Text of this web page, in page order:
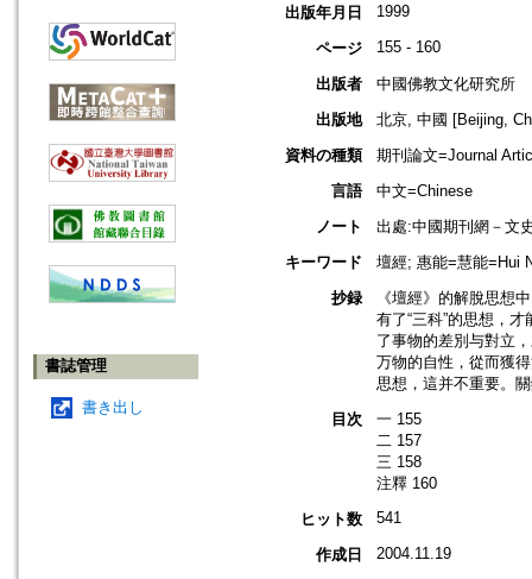
書誌管理
書き出し
出版年月日 1999
ページ 155 - 160
出版者
中國佛教文化研究所
出版地
北京, 中國 [Beijing,
資料の種類
期刊論文=Journal
言語
中文=Chinese
ノート
出處:中國期刊網－文
キーワード
壇經; 惠能=慧能=Hui
抄録
《壇經》的解脫思想
有了“三科”的思想，
了事物的差別与對立
万物的自性，從而獲
思想，這并不重要。
目次
一 155
二 157
三 158
注釋 160
ヒット数
541
作成日 2004.11.19